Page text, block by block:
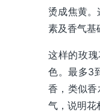
烫成焦黄
素及香气基
这样的玫
色。最多3
香，类似
气，说明花